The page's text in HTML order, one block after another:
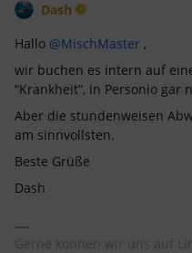
Dash
Hallo @MischMaster ,
wir buchen es intern auf
“Krankheit”, in Personio gar
Aber die stundenweisen
am sinnvollsten.
Beste Grüße
Dash
Gerne können wir uns auf